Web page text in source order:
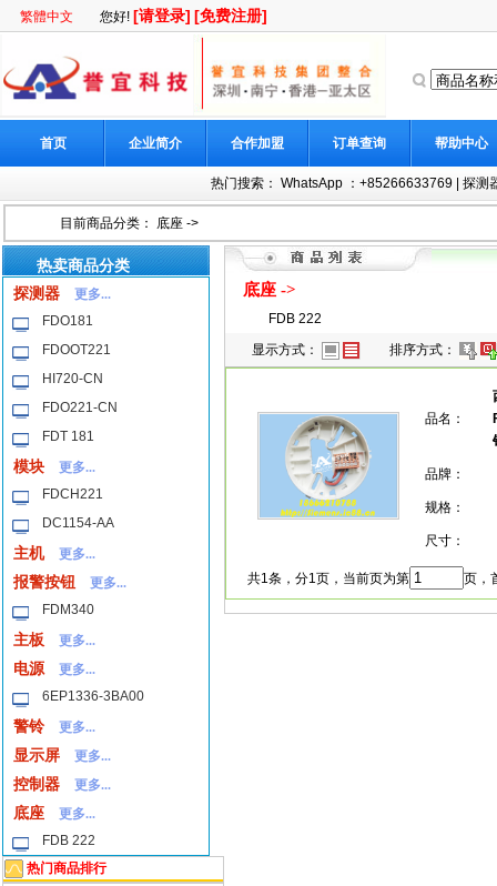
繁體中文 您好! [请登录] [免费注册]
首页 企业简介 合作加盟 订单查询 帮助中心
热门搜索： WhatsApp ：+85266633769 探测
目前商品分类： 底座 ->
热卖商品分类
探测器
更多...
FDO181
FDOOT221
HI720-CN
FDO221-CN
FDT 181
模块
更多...
FDCH221
DC1154-AA
主机 更多...
报警按钮
更多...
FDM340
主板 更多...
电源
更多...
6EP1336-3BA00
警铃 更多...
显示屏 更多...
控制器 更多...
底座
更多...
FDB 222
热门商品排行
底座 ->
FDB 222
显示方式：
排序方式：
品名：
品牌：
规格：
尺寸：
共1条，分1页，当前页为第 页，